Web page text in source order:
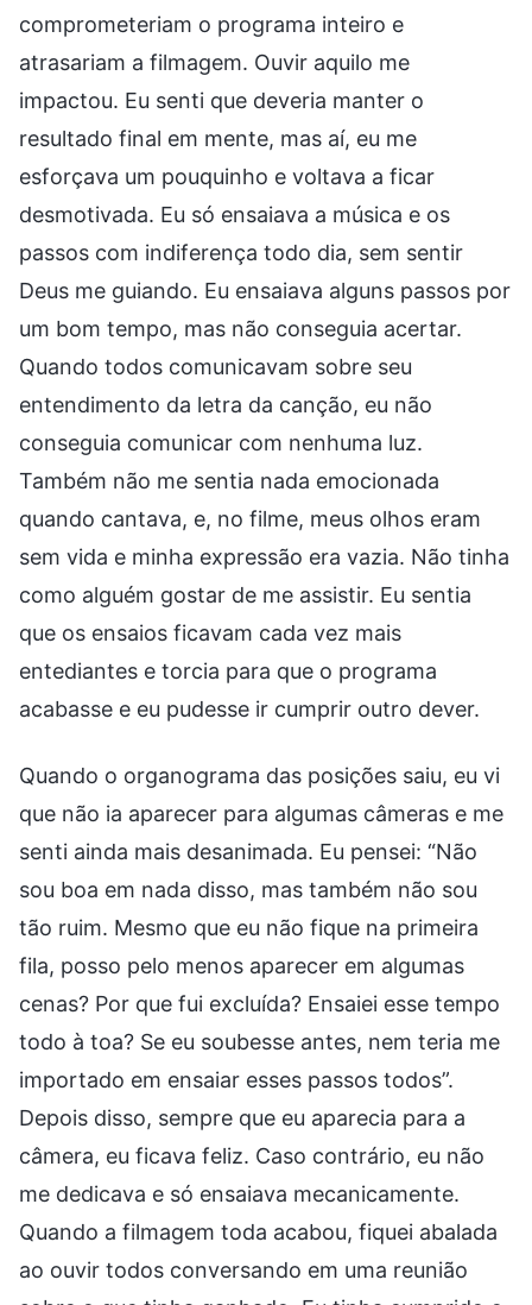
comprometeriam o programa inteiro e
atrasariam a filmagem. Ouvir aquilo me
impactou. Eu senti que deveria manter o
resultado final em mente, mas aí, eu me
esforçava um pouquinho e voltava a ficar
desmotivada. Eu só ensaiava a música e os
passos com indiferença todo dia, sem sentir
Deus me guiando. Eu ensaiava alguns passos por
um bom tempo, mas não conseguia acertar.
Quando todos comunicavam sobre seu
entendimento da letra da canção, eu não
conseguia comunicar com nenhuma luz.
Também não me sentia nada emocionada
quando cantava, e, no filme, meus olhos eram
sem vida e minha expressão era vazia. Não tinha
como alguém gostar de me assistir. Eu sentia
que os ensaios ficavam cada vez mais
entediantes e torcia para que o programa
acabasse e eu pudesse ir cumprir outro dever.
Quando o organograma das posições saiu, eu vi
que não ia aparecer para algumas câmeras e me
senti ainda mais desanimada. Eu pensei: “Não
sou boa em nada disso, mas também não sou
tão ruim. Mesmo que eu não fique na primeira
fila, posso pelo menos aparecer em algumas
cenas? Por que fui excluída? Ensaiei esse tempo
todo à toa? Se eu soubesse antes, nem teria me
importado em ensaiar esses passos todos”.
Depois disso, sempre que eu aparecia para a
câmera, eu ficava feliz. Caso contrário, eu não
me dedicava e só ensaiava mecanicamente.
Quando a filmagem toda acabou, fiquei abalada
ao ouvir todos conversando em uma reunião